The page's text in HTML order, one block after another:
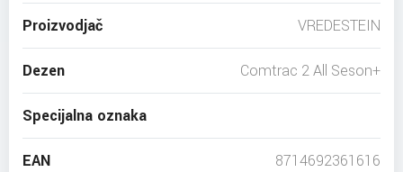
Proizvodjač VREDESTEIN
Dezen Comtrac 2 All Seson+
Specijalna oznaka
EAN 8714692361616